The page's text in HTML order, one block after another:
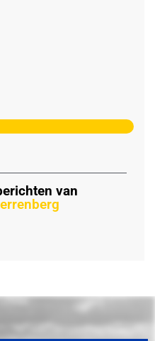
van